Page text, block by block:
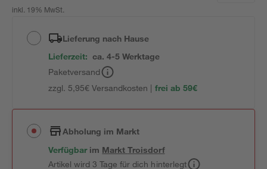
inkl. 19% MwSt.
Lieferung nach Hause
Lieferzeit: ca. 4-5 Werktage
Paketversand
zzgl. 5,95€ Versandkosten | frei ab 59€
Abholung im Markt
Verfügbar im MarktTroisdorf
Artikel wird 3 Tage für dich hinterlegt